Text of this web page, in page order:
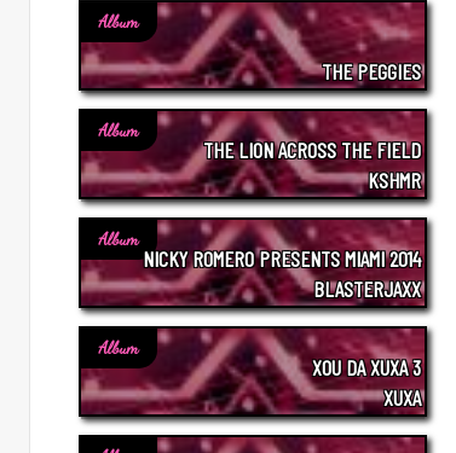
Album
THE PEGGIES
Album
THE LION ACROSS THE FIELD
KSHMR
Album
NICKY ROMERO PRESENTS MIAMI 2014
BLASTERJAXX
Album
XOU DA XUXA 3
XUXA